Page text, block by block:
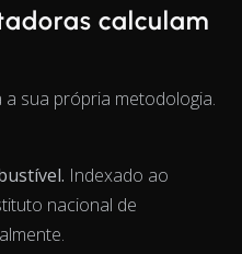
calculam
sua própria metodologia.
Indexado ao
nacional de